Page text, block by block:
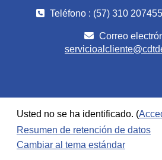
Teléfono : (57) 310
Correo
Usted no se ha identificado. (
Resumen de retención de datos
Cambiar al tema estándar